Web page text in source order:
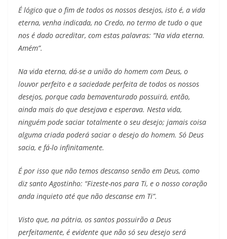
É lógico que o fim de todos os nossos desejos, isto é, a vida
eterna, venha indicada, no Credo, no termo de tudo o que
nos é dado acreditar, com estas palavras: “Na vida eterna.
Amém”.
Na vida eterna, dá-se a união do homem com Deus, o
louvor perfeito e a saciedade perfeita de todos os nossos
desejos, porque cada bemaventurado possuirá, então,
ainda mais do que desejava e esperava. Nesta vida,
ninguém pode saciar totalmente o seu desejo; jamais coisa
alguma criada poderá saciar o desejo do homem. Só Deus
sacia, e fá-lo infinitamente.
É por isso que não temos descanso senão em Deus, como
diz santo Agostinho: “Fizeste-nos para Ti, e o nosso coração
anda inquieto até que não descanse em Ti”.
Visto que, na pátria, os santos possuirão a Deus
perfeitamente, é evidente que não só seu desejo será